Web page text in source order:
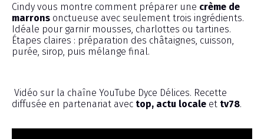
Cindy vous montre comment préparer une crème de
marrons onctueuse avec seulement trois ingrédients.
Idéale pour garnir mousses, charlottes ou tartines.
Étapes claires : préparation des châtaignes, cuisson,
purée, sirop, puis mélange final.
Vidéo sur la chaîne YouTube Dyce Délices. Recette
diffusée en partenariat avec top, actu locale et tv78.